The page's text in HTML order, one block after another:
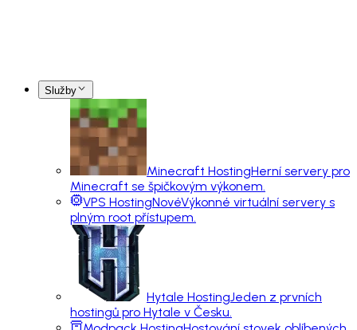
Služby
Minecraft HostingHerní servery pro
Minecraft se špičkovým výkonem.
VPS HostingNovéVýkonné virtuální servery s
plným root přístupem.
Hytale HostingJeden z prvních
hostingů pro Hytale v Česku.